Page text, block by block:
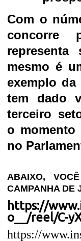
Com o
concorre
mesmo é
exemplo da
tem dado
terceiro
o momento
no
ABAIXO,
CAMPANHA DE
https://
o__/reel/C-
https://